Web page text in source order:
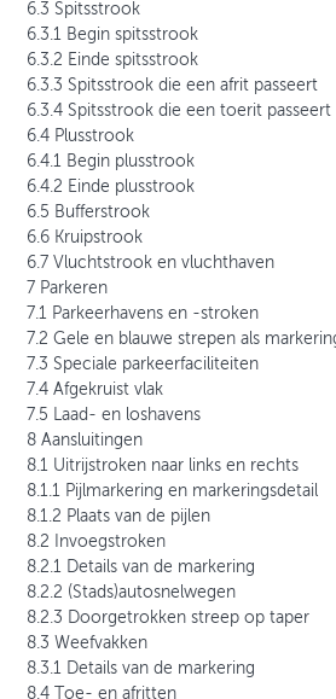
6.3 Spitsstrook
6.3.1 Begin spitsstrook
6.3.2 Einde spitsstrook
6.3.3 Spitsstrook die een afrit passeert
6.3.4 Spitsstrook die een toerit passeert
6.4 Plusstrook
6.4.1 Begin plusstrook
6.4.2 Einde plusstrook
6.5 Bufferstrook
6.6 Kruipstrook
6.7 Vluchtstrook en vluchthaven
7 Parkeren
7.1 Parkeerhavens en -stroken
7.2 Gele en blauwe strepen als
7.3 Speciale parkeerfaciliteiten
7.4 Afgekruist vlak
7.5 Laad- en loshavens
8 Aansluitingen
8.1 Uitrijstroken naar links en rechts
8.1.1 Pijlmarkering en markeringsdetail
8.1.2 Plaats van de pijlen
8.2 Invoegstroken
8.2.1 Details van de markering
8.2.2 (Stads)autosnelwegen
8.2.3 Doorgetrokken streep op taper
8.3 Weefvakken
8.3.1 Details van de markering
8.4 Toe- en afritten